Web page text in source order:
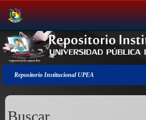
Salir
de
la
navegación
Repositorio Institucional UPEA
Buscar